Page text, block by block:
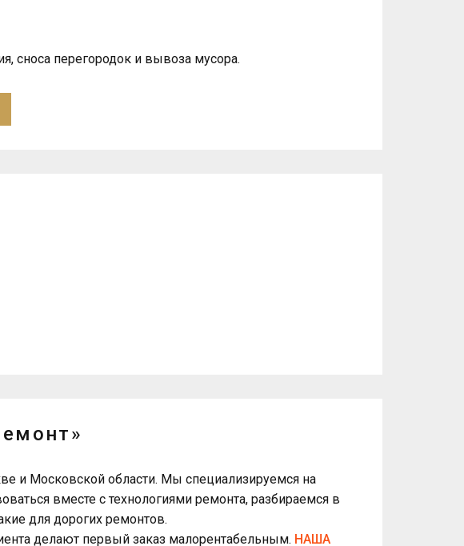
сноса перегородок и вывоза мусора.
и Московской области. Мы специализируемся на
вместе с технологиями ремонта, разбираемся в
для дорогих ремонтов.
делают первый заказ малорентабельным. НАША